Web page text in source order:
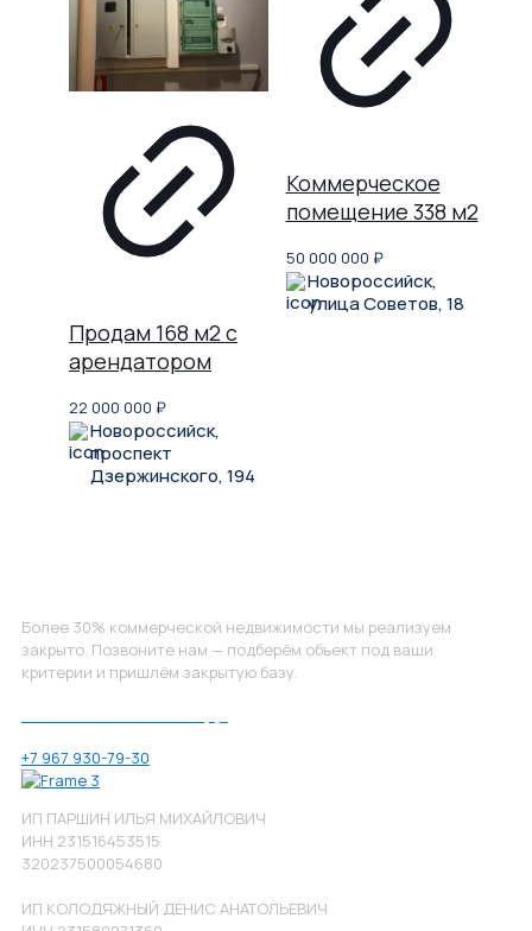
Продам 168 м2 с
арендатором
22 000 000 ₽
Новороссийск,
проспект
Дзержинского, 194
Коммерческое
помещение 338 м2
50 000 000 ₽
Новороссийск,
улица Советов, 18
Более 30% коммерческой недвижимости мы реализуем
закрыто. Позвоните нам — подберём объект под ваши
критерии и пришлём закрытую базу.
+7 967 930-79-30
ИП ПАРШИН ИЛЬЯ МИХАЙЛОВИЧ
ИНН 231516453515
320237500054680
ИП КОЛОДЯЖНЫЙ ДЕНИС АНАТОЛЬЕВИЧ